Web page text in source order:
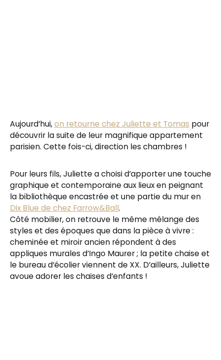
Aujourd’hui,on retourne chez Juliette et Tomas pour
découvrir la suite de leur magnifique appartement
parisien. Cette fois-ci, direction les chambres !
Pour leurs fils, Juliette a choisi d’apporter une touche
graphique et contemporaine aux lieux en peignant
la bibliothèque encastrée et une partie du mur en
Dix Blue de chez Farrow&Ball.
Côté mobilier, on retrouve le même mélange des
styles et des époques que dans la pièce à vivre :
cheminée et miroir ancien répondent à des
appliques murales d’Ingo Maurer ; la petite chaise et
le bureau d’écolier viennent de XX. D’ailleurs, Juliette
avoue adorer les chaises d’enfants !